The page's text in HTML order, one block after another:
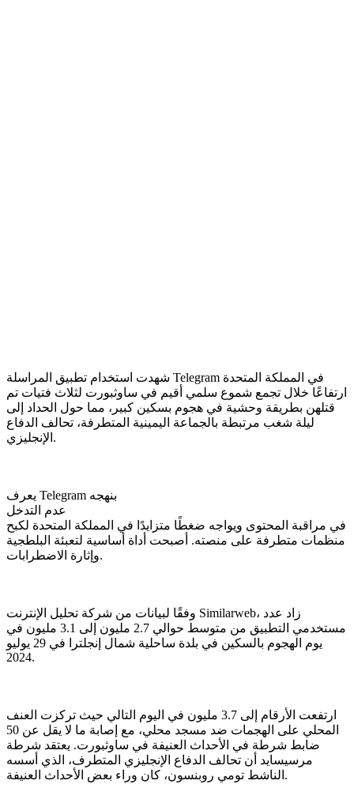
شهدت استخدام تطبيق المراسلة Telegram في المملكة المتحدة
ارتفاعًا خلال تجمع شموع سلمي أقيم في ساوثبورت لثلاث فتيات تم
قتلهن بطريقة وحشية في هجوم بسكين كبير، مما حول الحداد إلى
ليلة شغب مرتبطة بالجماعة اليمينية المتطرفة، تحالف الدفاع
الإنجليزي.
يعرف Telegram بنهجه
عدم التدخل
في مراقبة المحتوى ويواجه ضغطًا متزايدًا في المملكة المتحدة لكبح
منظمات متطرفة على منصته. أصبحت أداة أساسية لتعبئة البلطجية
وإثارة الاضطرابات.
وفقًا لبيانات من شركة تحليل الإنترنت Similarweb، زاد عدد
مستخدمي التطبيق من متوسط حوالي 2.7 مليون إلى 3.1 مليون في
يوم الهجوم بالسكين في بلدة ساحلية شمال إنجلترا في 29 يوليو
2024.
ارتفعت الأرقام إلى 3.7 مليون في اليوم التالي حيث تركزت العنف
المحلي على الهجمات ضد مسجد محلي، مع إصابة ما لا يقل عن 50
ضابط شرطة في الأحداث العنيفة في ساوثبورت. يعتقد شرطة
مرسيسايد أن تحالف الدفاع الإنجليزي المتطرف، الذي أسسه
الناشط تومي روبنسون، كان وراء بعض الأحداث العنيفة.